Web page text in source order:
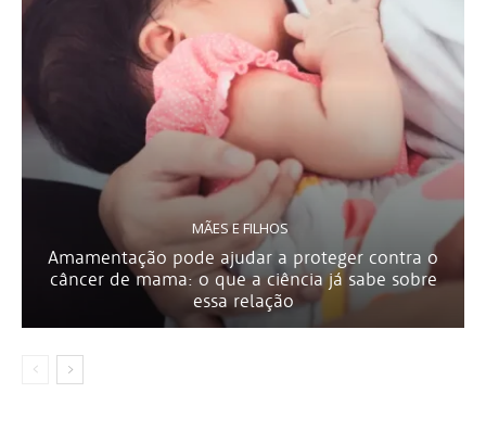
MÃES E FILHOS
Amamentação pode ajudar a proteger contra o
câncer de mama: o que a ciência já sabe sobre
essa relação